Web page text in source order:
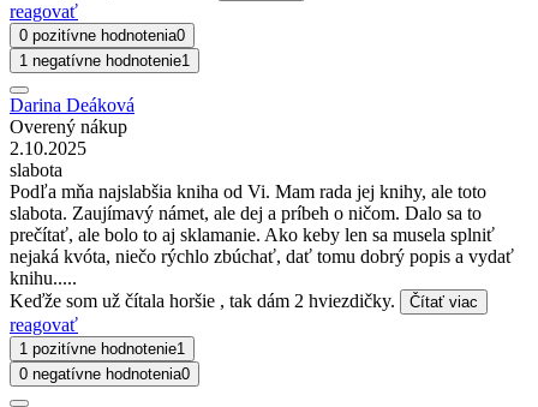
reagovať
0 pozitívne hodnotenia0
1 negatívne hodnotenie1
Darina Deáková
Overený nákup
2.10.2025
slabota
Podľa mňa najslabšia kniha od Vi. Mam rada jej knihy, ale toto
slabota. Zaujímavý námet, ale dej a príbeh o ničom. Dalo sa to
prečítať, ale bolo to aj sklamanie. Ako keby len sa musela splniť
nejaká kvóta, niečo rýchlo zbúchať, dať tomu dobrý popis a vydať
knihu.....
Keďže som už čítala horšie , tak dám 2 hviezdičky.
Čítať viac
reagovať
1 pozitívne hodnotenie1
0 negatívne hodnotenia0